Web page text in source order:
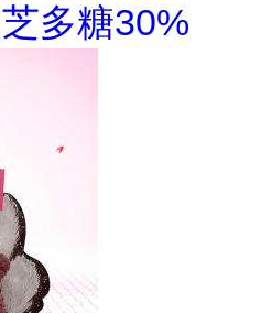
多糖30%